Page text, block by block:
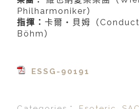
Philharmoniker）
指揮： 卡爾‧貝姆（
Böhm）
ESSG-90191